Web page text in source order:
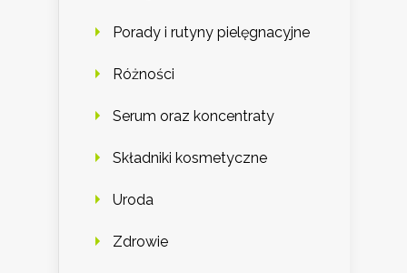
Porady i rutyny pielęgnacyjne
Różności
Serum oraz koncentraty
Składniki kosmetyczne
Uroda
Zdrowie